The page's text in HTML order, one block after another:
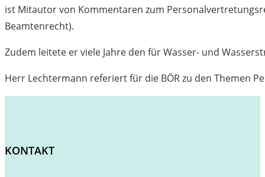
ist Mitautor von Kommentaren zum
Beamtenrecht).
Zudem leitete er viele Jahre den für Wasser- und
Herr Lechtermann referiert für die BÖR zu den Themen
KONTAKT